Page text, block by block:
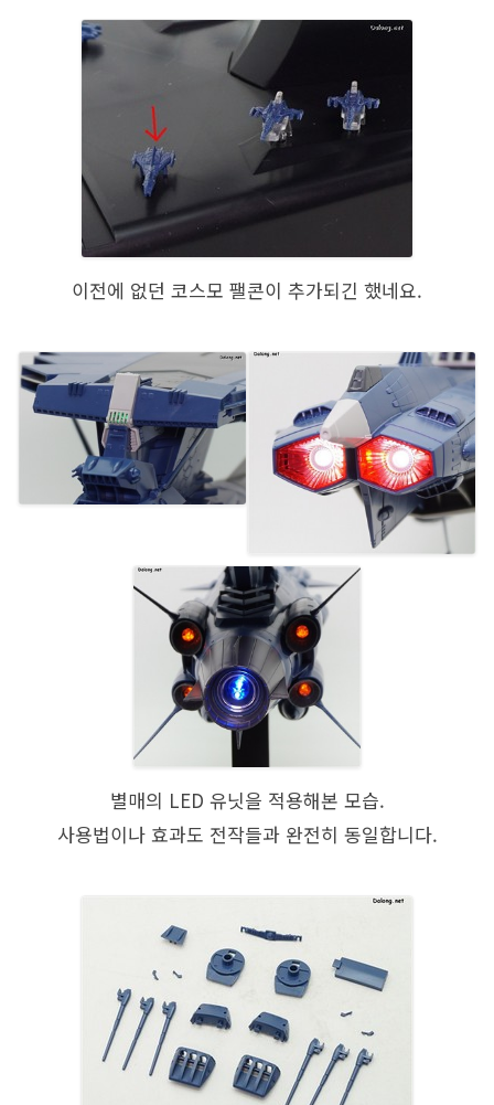
이전에 없던 코스모 팰콘이 추가되긴 했네요.
별매의 LED 유닛을 적용해본 모습.
사용법이나 효과도 전작들과 완전히 동일합니다.